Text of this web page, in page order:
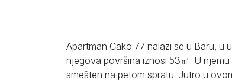
Apartman Cako 77 nalazi se u Baru, u
njegova površina iznosi 53㎡. U
smešten na petom spratu. Jutro u